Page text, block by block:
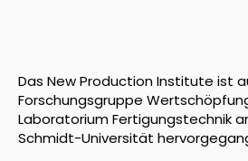
Das New Production Institute ist
Forschungsgruppe
Laboratorium Fertigungstechnik
Schmidt-Universität